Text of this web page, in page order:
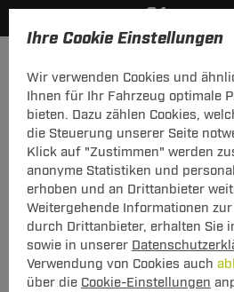
Ihre Cookie Einstellungen
Wir verwenden Cookies und
Ihnen für Ihr Fahrzeug optimale
bieten. Dazu zählen Cookies,
die Steuerung unserer Seite
Klick auf "Zustimmen" werden
anonyme Statistiken und
erhoben und an Drittanbieter
Weitergehende Informationen
durch Drittanbieter, erhalten Sie
sowie in unserer
Verwendung von Cookies auch
über die Cookie-Einstellungen
Hier geht's zur Fahrzeugübersicht:
Set:
+ Elektrosatz 7-pol
Runner 01.1989 -
starres, geschraubtes
Elektrosatz